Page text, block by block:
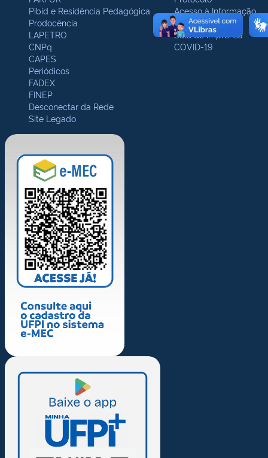
Pibid e Residência Pedagógica
Prodocência
LAPETRO
CNPq
CAPES
Periódicos
FADEX
FINEP
Desconectar da Rede
Site Legado
Acesso à Informação
Ouvidoria
Sala de Imprensa
COVID-19